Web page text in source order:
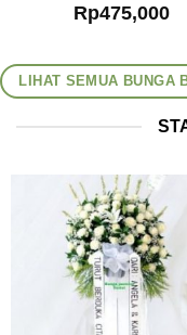
Rp475,000
LIHAT SEMUA BUNGA